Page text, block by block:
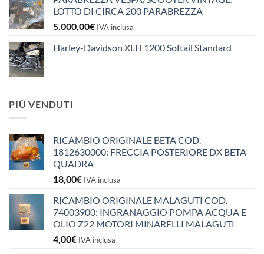
LOTTO DI CIRCA 200 PARABREZZA
5.000,00€ IVA inclusa
Harley-Davidson XLH 1200 Softail Standard
PIÙ VENDUTI
RICAMBIO ORIGINALE BETA COD.
1812630000: FRECCIA POSTERIORE DX BETA
QUADRA
18,00€ IVA inclusa
RICAMBIO ORIGINALE MALAGUTI COD.
74003900: INGRANAGGIO POMPA ACQUA E
OLIO Z22 MOTORI MINARELLI MALAGUTI
4,00€ IVA inclusa